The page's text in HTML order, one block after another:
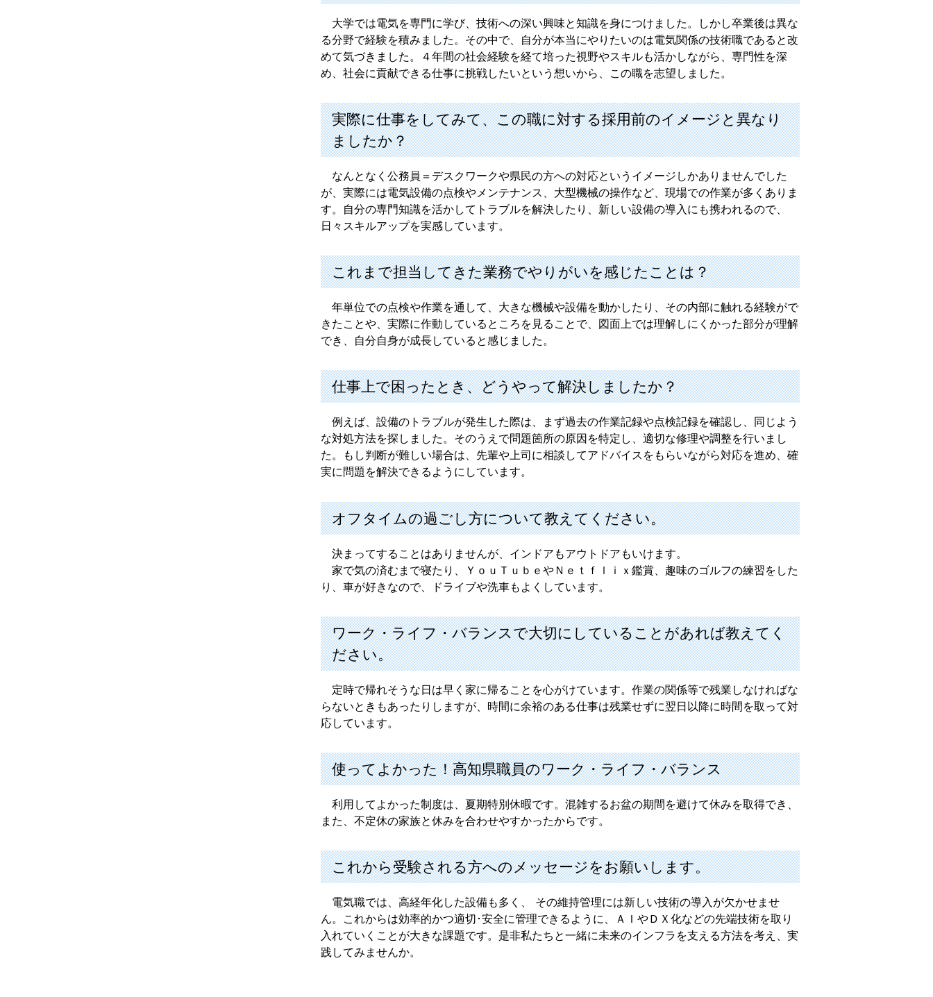
大学では電気を専門に学び、技術への深い興味と知識を身につけました。しかし卒業後は異な
る分野で経験を積みました。その中で、自分が本当にやりたいのは電気関係の技術職であると改
めて気づきました。４年間の社会経験を経て培った視野やスキルも活かしながら、専門性を深
め、社会に貢献できる仕事に挑戦したいという想いから、この職を志望しました。
実際に仕事をしてみて、この職に対する採用前のイメージと異なり
ましたか？
なんとなく公務員＝デスクワークや県民の方への対応というイメージしかありませんでした
が、実際には電気設備の点検やメンテナンス、大型機械の操作など、現場での作業が多くありま
す。自分の専門知識を活かしてトラブルを解決したり、新しい設備の導入にも携われるので、
日々スキルアップを実感しています。
これまで担当してきた業務でやりがいを感じたことは？
年単位での点検や作業を通して、大きな機械や設備を動かしたり、その内部に触れる経験がで
きたことや、実際に作動しているところを見ることで、図面上では理解しにくかった部分が理解
でき、自分自身が成長していると感じました。
仕事上で困ったとき、どうやって解決しましたか？
例えば、設備のトラブルが発生した際は、まず過去の作業記録や点検記録を確認し、同じよう
な対処方法を探しました。そのうえで問題箇所の原因を特定し、適切な修理や調整を行いまし
た。もし判断が難しい場合は、先輩や上司に相談してアドバイスをもらいながら対応を進め、確
実に問題を解決できるようにしています。
オフタイムの過ごし方について教えてください。
決まってすることはありませんが、インドアもアウトドアもいけます。
家で気の済むまで寝たり、ＹｏｕＴｕｂｅやＮｅｔｆｌｉｘ鑑賞、趣味のゴルフの練習をした
り、車が好きなので、ドライブや洗車もよくしています。
ワーク・ライフ・バランスで大切にしていることがあれば教えてく
ださい。
定時で帰れそうな日は早く家に帰ることを心がけています。作業の関係等で残業しなければな
らないときもあったりしますが、時間に余裕のある仕事は残業せずに翌日以降に時間を取って対
応しています。
使ってよかった！高知県職員のワーク・ライフ・バランス
利用してよかった制度は、夏期特別休暇です。混雑するお盆の期間を避けて休みを取得でき、
また、不定休の家族と休みを合わせやすかったからです。
これから受験される方へのメッセージをお願いします。
電気職では、高経年化した設備も多く、 その維持管理には新しい技術の導入が欠かせませ
ん。これからは効率的かつ適切･安全に管理できるように、ＡＩやＤＸ化などの先端技術を取り
入れていくことが大きな課題です。是非私たちと一緒に未来のインフラを支える方法を考え、実
践してみませんか。